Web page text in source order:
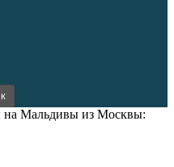
на Мальдивы из Москвы: